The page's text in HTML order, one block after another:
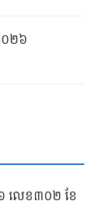
០២៦
៦ លេខ៣០២ ខែ